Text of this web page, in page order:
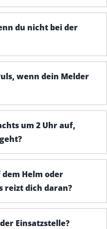
du nicht bei der
wenn dein Melder
um 2 Uhr auf,
Helm oder
reizt dich daran?
Einsatzstelle?